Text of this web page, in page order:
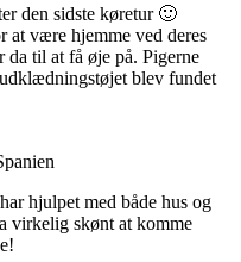
den sidste køretur 🙂
at være hjemme ved deres
da til at få øje på. Pigerne
blev fundet
hjulpet med både hus og
virkelig skønt at komme